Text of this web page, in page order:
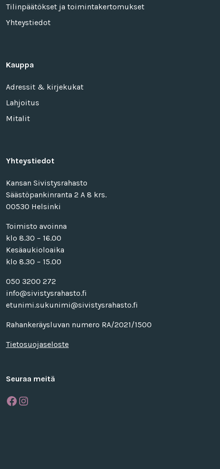
Tilinpäätökset ja toimintakertomukset
Yhteystiedot
Kauppa
Adressit & kirjekukat
Lahjoitus
Mitalit
Yhteystiedot
Kansan Sivistysrahasto
Säästöpankinranta 2 A 8 krs.
00530 Helsinki
Toimisto avoinna
klo 8.30 – 16.00
Kesäaukioloaika
klo 8.30 – 15.00
050 3200 272
info@sivistysrahasto.fi
etunimi.sukunimi@sivistysrahasto.fi
Rahankeräysluvan numero RA/2021/1500
Tietosuojaseloste
Seuraa meitä
Facebook
Instagram